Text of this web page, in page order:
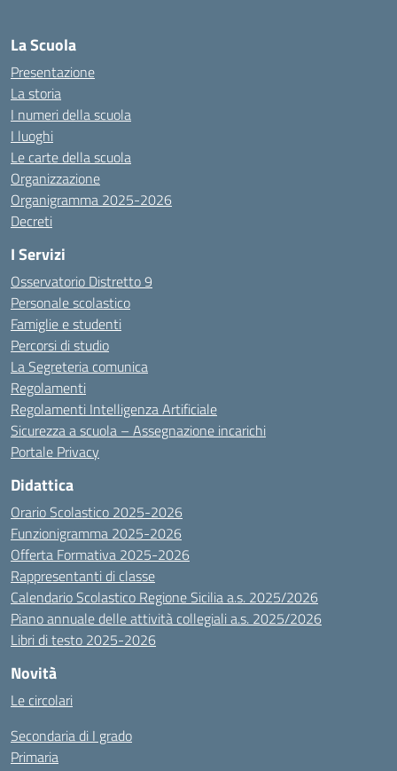
La Scuola
Presentazione
La storia
I numeri della scuola
I luoghi
Le carte della scuola
Organizzazione
Organigramma 2025-2026
Decreti
I Servizi
Osservatorio Distretto 9
Personale scolastico
Famiglie e studenti
Percorsi di studio
La Segreteria comunica
Regolamenti
Regolamenti Intelligenza Artificiale
Sicurezza a scuola – Assegnazione incarichi
Portale Privacy
Didattica
Orario Scolastico 2025-2026
Funzionigramma 2025-2026
Offerta Formativa 2025-2026
Rappresentanti di classe
Calendario Scolastico Regione Sicilia a.s. 2025/2026
Piano annuale delle attività collegiali a.s. 2025/2026
Libri di testo 2025-2026
Novità
Le circolari
Secondaria di I grado
Primaria